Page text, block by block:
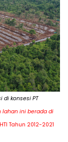
di konsesi PT
lahan ini berada di
Tahun 2012-2021